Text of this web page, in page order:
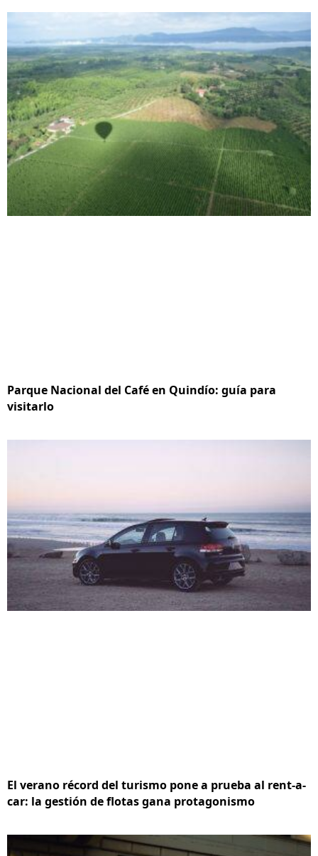
Parque Nacional del Café en Quindío: guía para
visitarlo
El verano récord del turismo pone a prueba al rent-a-
car: la gestión de flotas gana protagonismo